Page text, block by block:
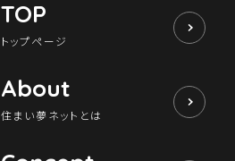
TOP
トップページ
About
住まい夢ネットとは